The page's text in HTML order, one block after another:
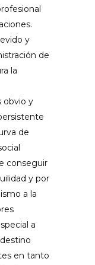
y
de
la
obvio y
de
conseguir
y por
a la
a
en tanto